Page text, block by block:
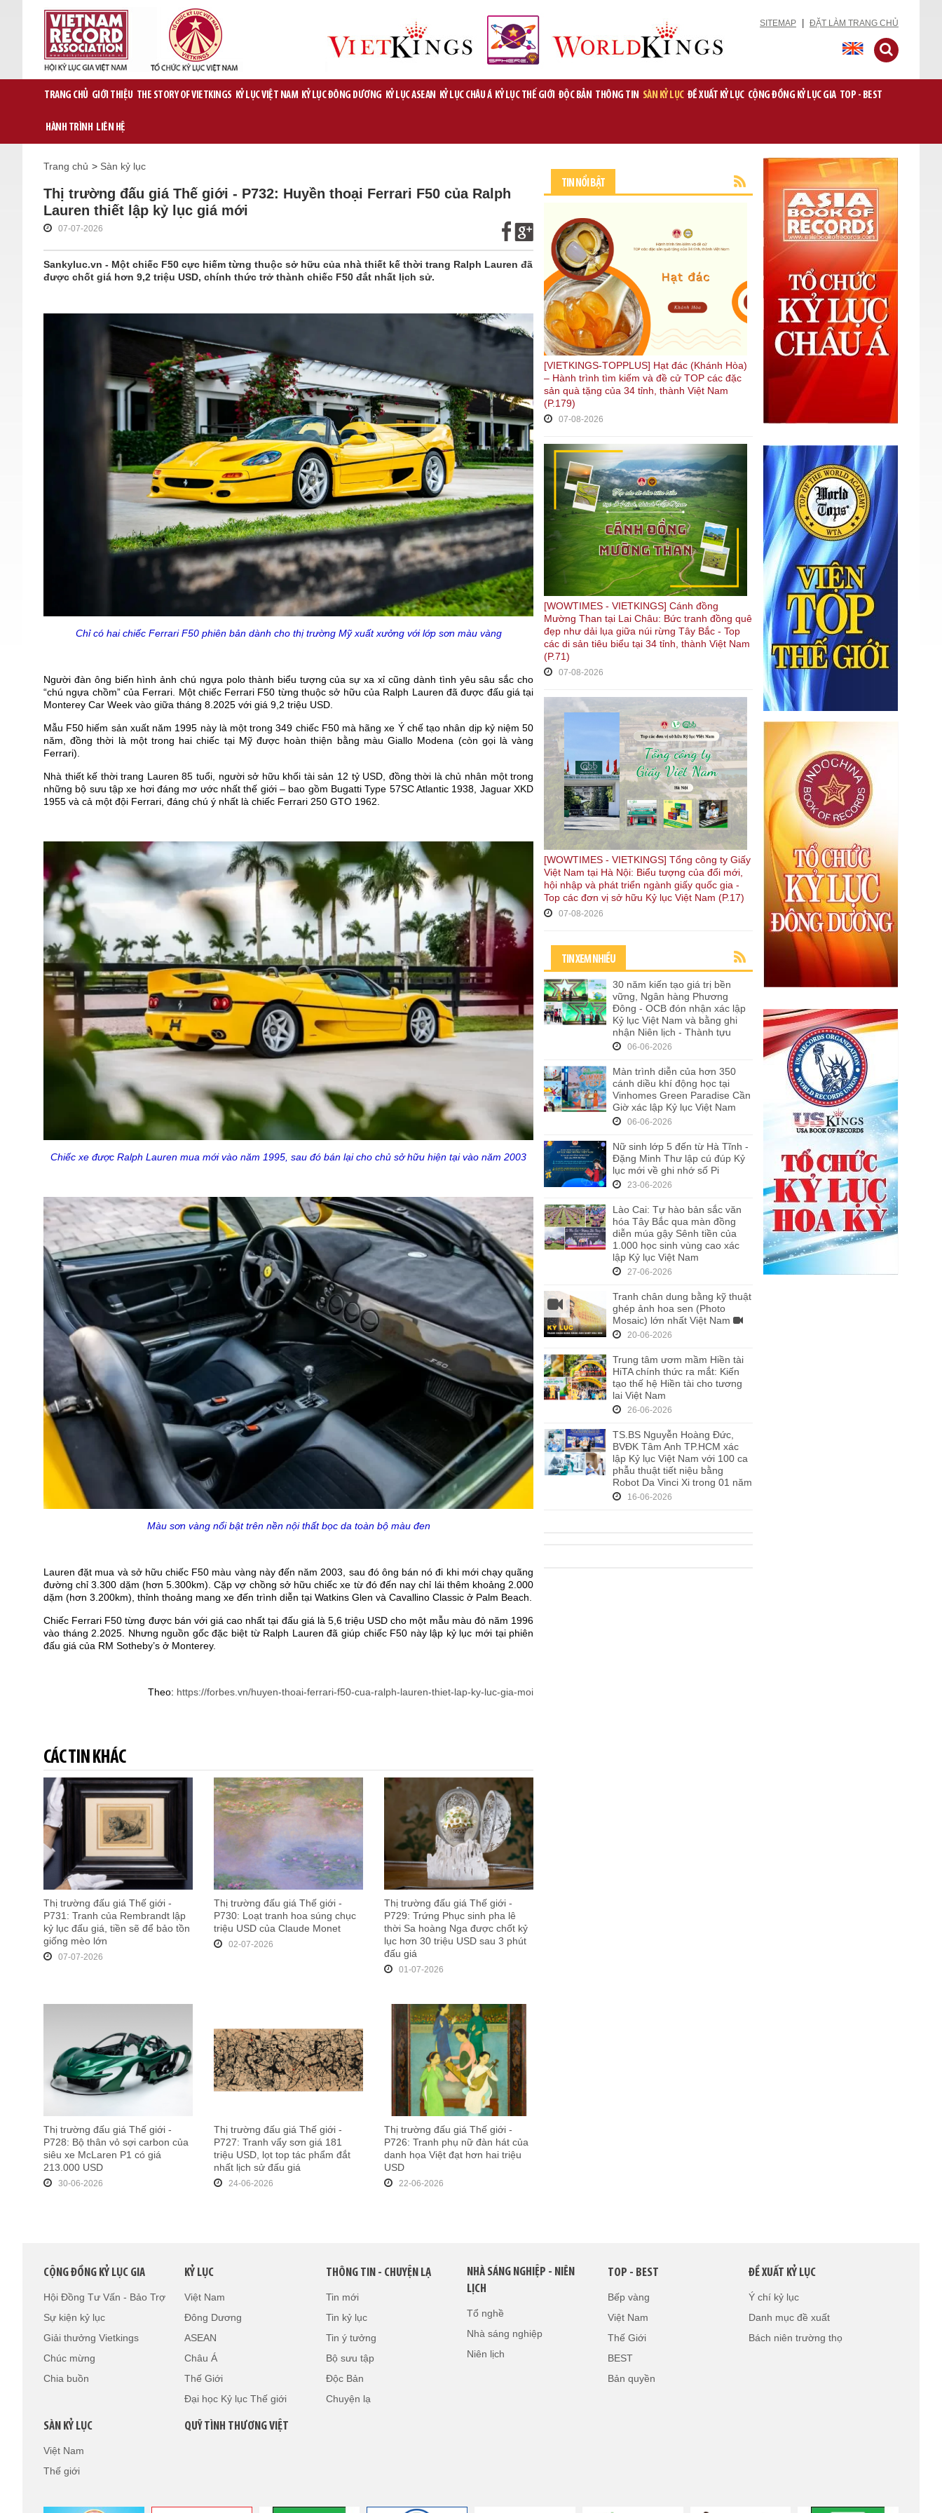
SITEMAP ĐẶT LÀM TRANG CHỦ
TRANG CHỦ GIỚI THIỆU THE STORY OF VIETKINGS KỶ LỤC VIỆT NAM KỶ LỤC ĐÔNG DƯƠNG KỶ LỤC ASEAN KỶ LỤC CHÂU Á KỶ LỤC THẾ GIỚI ĐỘC BẢN THÔNG TIN SÀN KỶ LỤC ĐỀ XUẤT KỶ LỤC CỘNG ĐỒNG KỶ LỤC GIA TOP - BEST
HÀNH TRÌNH LIÊN HỆ
Trang chủ > Sàn kỷ lục
Thị trường đấu giá Thế giới - P732: Huyền thoại Ferrari F50 của Ralph
Lauren thiết lập kỷ lục giá mới
07-07-2026
Sankyluc.vn - Một chiếc F50 cực hiếm từng thuộc sở hữu của nhà thiết kế thời trang Ralph Lauren đã
được chốt giá hơn 9,2 triệu USD, chính thức trở thành chiếc F50 đắt nhất lịch sử.
Chỉ có hai chiếc Ferrari F50 phiên bản dành cho thị trường Mỹ xuất xưởng với lớp sơn màu vàng
Người đàn ông biến hình ảnh chú ngựa polo thành biểu tượng của sự xa xỉ cũng dành tình yêu sâu sắc cho
“chú ngựa chồm” của Ferrari. Một chiếc Ferrari F50 từng thuộc sở hữu của Ralph Lauren đã được đấu giá tại
Monterey Car Week vào giữa tháng 8.2025 với giá 9,2 triệu USD.
Mẫu F50 hiếm sản xuất năm 1995 này là một trong 349 chiếc F50 mà hãng xe Ý chế tạo nhân dịp kỷ niệm 50
năm, đồng thời là một trong hai chiếc tại Mỹ được hoàn thiện bằng màu Giallo Modena (còn gọi là vàng
Ferrari).
Nhà thiết kế thời trang Lauren 85 tuổi, người sở hữu khối tài sản 12 tỷ USD, đồng thời là chủ nhân một trong
những bộ sưu tập xe hơi đáng mơ ước nhất thế giới – bao gồm Bugatti Type 57SC Atlantic 1938, Jaguar XKD
1955 và cả một đội Ferrari, đáng chú ý nhất là chiếc Ferrari 250 GTO 1962.
Chiếc xe được Ralph Lauren mua mới vào năm 1995, sau đó bán lại cho chủ sở hữu hiện tại vào năm 2003
Màu sơn vàng nổi bật trên nền nội thất bọc da toàn bộ màu đen
Lauren đặt mua và sở hữu chiếc F50 màu vàng này đến năm 2003, sau đó ông bán nó đi khi mới chạy quãng
đường chỉ 3.300 dặm (hơn 5.300km). Cặp vợ chồng sở hữu chiếc xe từ đó đến nay chỉ lái thêm khoảng 2.000
dặm (hơn 3.200km), thỉnh thoảng mang xe đến trình diễn tại Watkins Glen và Cavallino Classic ở Palm Beach.
Chiếc Ferrari F50 từng được bán với giá cao nhất tại đấu giá là 5,6 triệu USD cho một mẫu màu đỏ năm 1996
vào tháng 2.2025. Nhưng nguồn gốc đặc biệt từ Ralph Lauren đã giúp chiếc F50 này lập kỷ lục mới tại phiên
đấu giá của RM Sotheby’s ở Monterey.
Theo: https://forbes.vn/huyen-thoai-ferrari-f50-cua-ralph-lauren-thiet-lap-ky-luc-gia-moi
CÁC TIN KHÁC
Thị trường đấu giá Thế giới -
P731: Tranh của Rembrandt lập
kỷ lục đấu giá, tiền sẽ để bảo tồn
giống mèo lớn
07-07-2026
Thị trường đấu giá Thế giới -
P730: Loạt tranh hoa súng chục
triệu USD của Claude Monet
02-07-2026
Thị trường đấu giá Thế giới -
P729: Trứng Phục sinh pha lê
thời Sa hoàng Nga được chốt kỷ
lục hơn 30 triệu USD sau 3 phút
đấu giá
01-07-2026
Thị trường đấu giá Thế giới -
P728: Bộ thân vỏ sợi carbon của
siêu xe McLaren P1 có giá
213.000 USD
30-06-2026
Thị trường đấu giá Thế giới -
P727: Tranh vẩy sơn giá 181
triệu USD, lọt top tác phẩm đắt
nhất lịch sử đấu giá
24-06-2026
Thị trường đấu giá Thế giới -
P726: Tranh phụ nữ đàn hát của
danh họa Việt đạt hơn hai triệu
USD
22-06-2026
TIN NỔI BẬT
[VIETKINGS-TOPPLUS] Hạt đác (Khánh Hòa)
– Hành trình tìm kiếm và đề cử TOP các đặc
sản quà tặng của 34 tỉnh, thành Việt Nam
(P.179)
07-08-2026
[WOWTIMES - VIETKINGS] Cánh đồng
Mường Than tại Lai Châu: Bức tranh đồng quê
đẹp như dải lụa giữa núi rừng Tây Bắc - Top
các di sản tiêu biểu tại 34 tỉnh, thành Việt Nam
(P.71)
07-08-2026
[WOWTIMES - VIETKINGS] Tổng công ty Giấy
Việt Nam tại Hà Nội: Biểu tượng của đổi mới,
hội nhập và phát triển ngành giấy quốc gia -
Top các đơn vị sở hữu Kỷ lục Việt Nam (P.17)
07-08-2026
TIN XEM NHIỀU
30 năm kiến tạo giá trị bền
vững, Ngân hàng Phương
Đông - OCB đón nhận xác lập
Kỷ lục Việt Nam và bằng ghi
nhận Niên lịch - Thành tựu
06-06-2026
Màn trình diễn của hơn 350
cánh diều khí động học tại
Vinhomes Green Paradise Cần
Giờ xác lập Kỷ lục Việt Nam
06-06-2026
Nữ sinh lớp 5 đến từ Hà Tĩnh -
Đặng Minh Thư lập cú đúp Kỷ
lục mới về ghi nhớ số Pi
23-06-2026
Lào Cai: Tự hào bản sắc văn
hóa Tây Bắc qua màn đồng
diễn múa gậy Sênh tiền của
1.000 học sinh vùng cao xác
lập Kỷ lục Việt Nam
27-06-2026
Tranh chân dung bằng kỹ thuật
ghép ảnh hoa sen (Photo
Mosaic) lớn nhất Việt Nam
20-06-2026
Trung tâm ươm mầm Hiền tài
HiTA chính thức ra mắt: Kiến
tạo thế hệ Hiền tài cho tương
lai Việt Nam
26-06-2026
TS.BS Nguyễn Hoàng Đức,
BVĐK Tâm Anh TP.HCM xác
lập Kỷ lục Việt Nam với 100 ca
phẫu thuật tiết niệu bằng
Robot Da Vinci Xi trong 01 năm
16-06-2026
CỘNG ĐỒNG KỶ LỤC GIA
Hội Đồng Tư Vấn - Bảo Trợ
Sự kiện kỷ lục
Giải thưởng Vietkings
Chúc mừng
Chia buồn
KỶ LỤC
Việt Nam
Đông Dương
ASEAN
Châu Á
Thế Giới
Đại học Kỷ lục Thế giới
THÔNG TIN - CHUYỆN LẠ
Tin mới
Tin kỷ lục
Tin ý tưởng
Bộ sưu tập
Độc Bản
Chuyện lạ
NHÀ SÁNG NGHIỆP - NIÊN
LỊCH
Tổ nghề
Nhà sáng nghiệp
Niên lịch
TOP - BEST
Bếp vàng
Việt Nam
Thế Giới
BEST
Bản quyền
ĐỀ XUẤT KỶ LỤC
Ý chí kỷ lục
Danh mục đề xuất
Bách niên trường thọ
SÀN KỶ LỤC
Việt Nam
Thế giới
QUỸ TÌNH THƯƠNG VIỆT